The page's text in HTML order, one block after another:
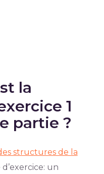
la
1
partie ?
structures de la
un